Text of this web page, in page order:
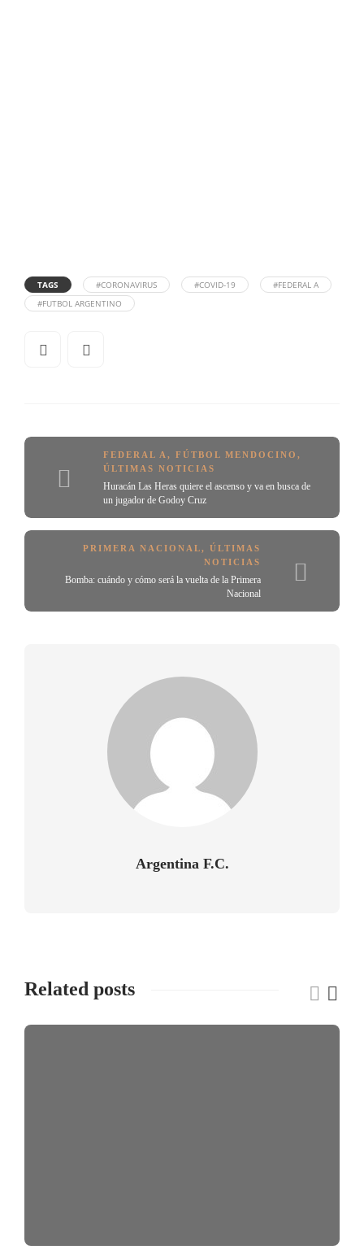
TAGS #CORONAVIRUS #COVID-19
#FEDERAL A
#FUTBOL ARGENTINO
FEDERAL A , FÚTBOL MENDOCINO ,
ÚLTIMAS NOTICIAS
Huracán Las Heras quiere el ascenso y va en busca de
un jugador de Godoy Cruz
PRIMERA NACIONAL, ÚLTIMAS
NOTICIAS
Bomba: cuándo y cómo será la vuelta de la Primera
Nacional
Argentina F.C.
Related posts